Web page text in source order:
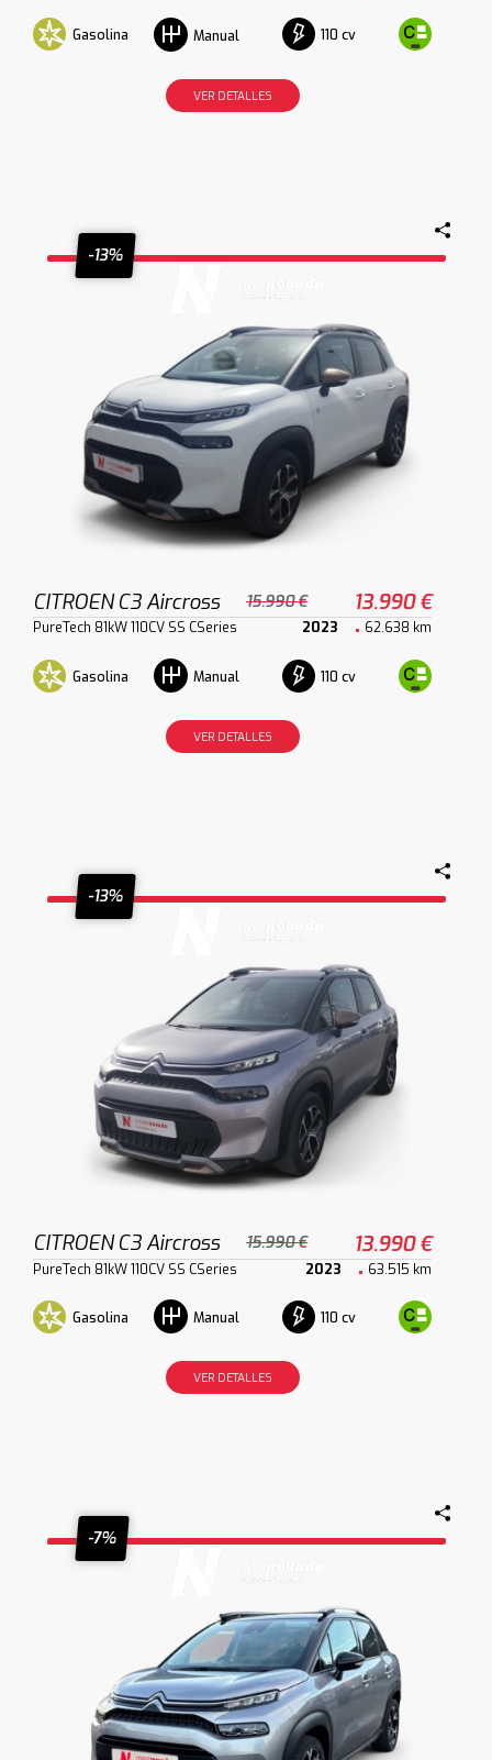
Gasolina Manual 110 cv
VER DETALLES
-13%
CITROEN C3 Aircross 15.990 € 13.990 €
PureTech 81kW 110CV SS CSeries 2023 62.638 km
Gasolina Manual 110 cv
VER DETALLES
-13%
CITROEN C3 Aircross 15.990 € 13.990 €
PureTech 81kW 110CV SS CSeries 2023 63.515 km
Gasolina Manual 110 cv
VER DETALLES
-7%